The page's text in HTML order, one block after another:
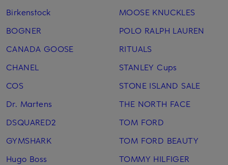
Birkenstock
BOGNER
CANADA GOOSE
CHANEL
COS
Dr. Martens
DSQUARED2
GYMSHARK
Hugo Boss
MOOSE KNUCKLES
POLO RALPH LAUREN
RITUALS
STANLEY Cups
STONE ISLAND SALE
THE NORTH FACE
TOM FORD
TOM FORD BEAUTY
TOMMY HILFIGER